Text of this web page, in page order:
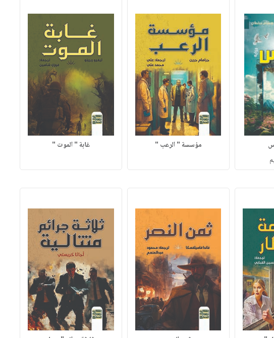
مؤسسة " الرعب " غابة " الموت "